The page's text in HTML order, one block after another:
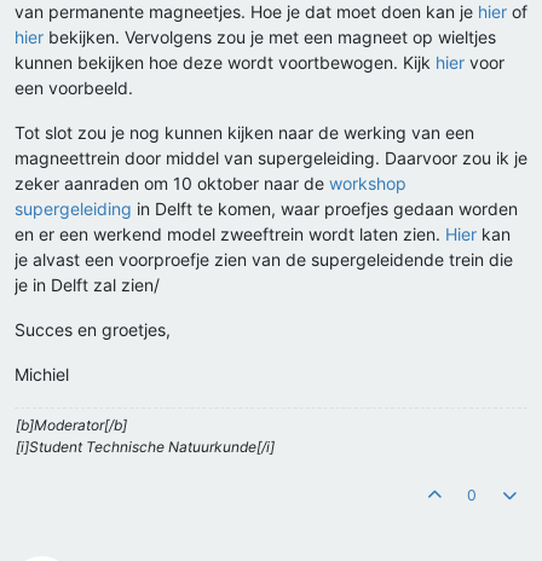
van permanente magneetjes. Hoe je dat moet doen kan je hier of
hier bekijken. Vervolgens zou je met een magneet op wieltjes
kunnen bekijken hoe deze wordt voortbewogen. Kijk hier voor
een voorbeeld.
Tot slot zou je nog kunnen kijken naar de werking van een
magneettrein door middel van supergeleiding. Daarvoor zou ik je
zeker aanraden om 10 oktober naar de workshop
supergeleiding in Delft te komen, waar proefjes gedaan worden
en er een werkend model zweeftrein wordt laten zien. Hier kan
je alvast een voorproefje zien van de supergeleidende trein die
je in Delft zal zien/
Succes en groetjes,
Michiel
[b]Moderator[/b]
[i]Student Technische Natuurkunde[/i]
0